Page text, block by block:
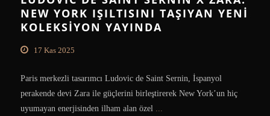
NEW YORK IŞILTISINI TAŞIYAN YENI
KOLEKSIYON YAYINDA
17 Kas 2025
Paris merkezli tasarımcı Ludovic de Saint Sernin, İspanyol
perakende devi Zara ile güçlerini birleştirerek New York’un hiç
uyumayan enerjisinden ilham alan özel ...